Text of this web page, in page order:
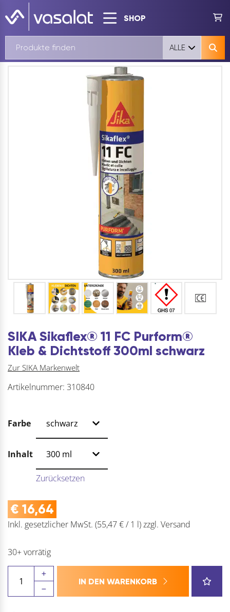
SHOP
ALLE
SIKA Sikaflex® 11 FC Purform®
Kleb & Dichtstoff 300ml schwarz
Zur SIKA Markenwelt
Artikelnummer: 310840
Farbe
Inhalt
Zurücksetzen
€ 16,64
Inkl. gesetzlicher MwSt. (55,47 € / 1 l)zzgl. Versand
30+ vorrätig
Dichtstoff
IN DEN WARENKORB